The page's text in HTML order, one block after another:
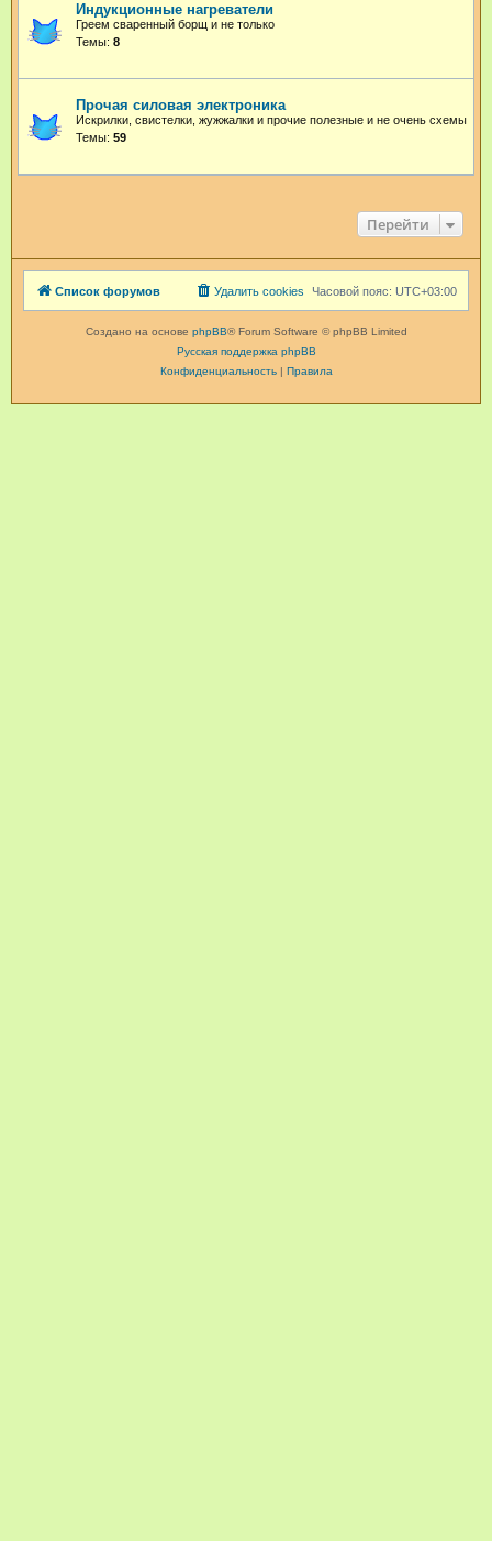
Индукционные нагреватели
Греем сваренный борщ и не только
Темы: 8
Прочая силовая электроника
Искрилки, свистелки, жужжалки и прочие полезные и не очень схемы
Темы: 59
Перейти
Список форумов Часовой пояс: UTC+03:00
Удалить cookies
Создано на основе phpBB® Forum Software © phpBB Limited
Русская поддержка phpBB
Конфиденциальность| Правила